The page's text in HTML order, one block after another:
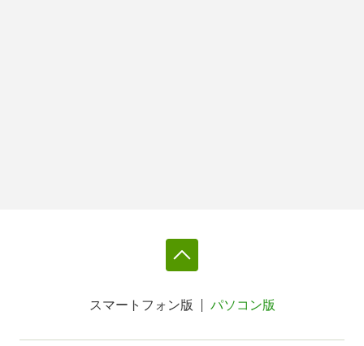
スマートフォン版 パソコン版